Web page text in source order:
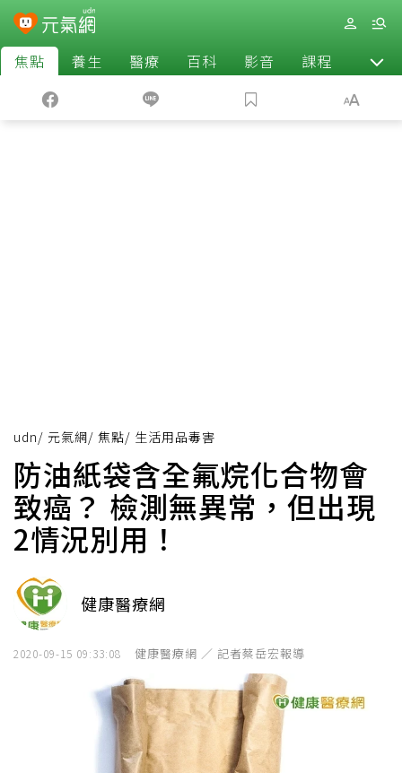
焦點 養生 醫療 百科 影音 課程 退休
udn/ 元氣網/ 焦點/ 生活用品毒害
防油紙袋含全氟烷化合物會
致癌？ 檢測無異常，但出現
2情況別用！
健康醫療網
2020-09-15 09:33:08 健康醫療網 ／ 記者蔡岳宏報導